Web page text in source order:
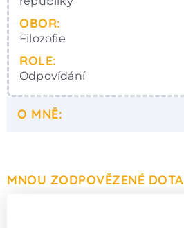
OBOR:
Filozofie
ROLE:
Odpovídání
O MNĚ:
MNOU ZODPOVĚZENÉ